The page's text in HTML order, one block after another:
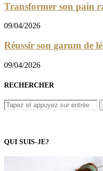
Transformer son pain
09/04/2026
Réussir son garum de
09/04/2026
RECHERCHER
QUI SUIS-JE?